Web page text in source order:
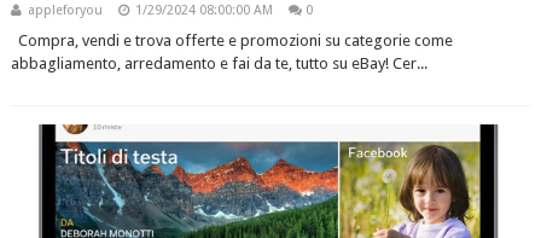
appleforyou 1/29/2024 08:00:00 AM 0
Compra, vendi e trova offerte e promozioni su categorie come
abbagliamento, arredamento e fai da te, tutto su eBay! Cer...